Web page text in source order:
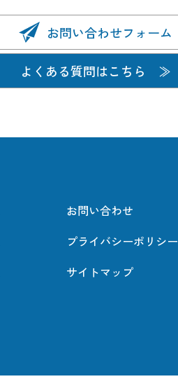
お問い合わせフォーム
よくある質問はこちら
サイトマップ
お問い合わせ
プライバシーポリシー